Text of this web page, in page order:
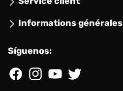
Informations générales
Síguenos:
FacebookInstagramYouTubeTwitter